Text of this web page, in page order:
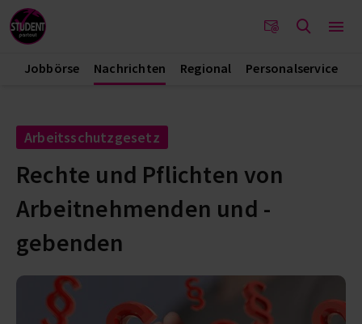
Jobbörse Nachrichten Regional Personalservice
Arbeitsschutzgesetz
Rechte und Pflichten von
Arbeitnehmenden und -
gebenden